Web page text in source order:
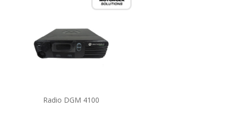
Radio DGM 4100